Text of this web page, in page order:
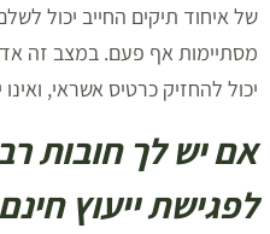
של איחוד תיקים החייב יכול
מסתיימות אף פעם. במצב זה
יכול להחזיק כרטיס אשראי,
אם יש לך חובות
לפגישת ייעוץ